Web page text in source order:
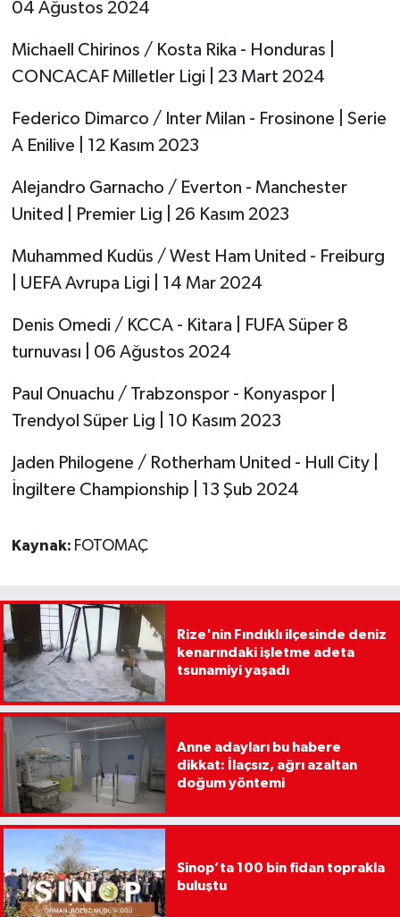
04 Ağustos 2024
Michaell Chirinos / Kosta Rika - Honduras |
CONCACAF Milletler Ligi | 23 Mart 2024
Federico Dimarco / Inter Milan - Frosinone | Serie
A Enilive | 12 Kasım 2023
Alejandro Garnacho / Everton - Manchester
United | Premier Lig | 26 Kasım 2023
Muhammed Kudüs / West Ham United - Freiburg
| UEFA Avrupa Ligi | 14 Mar 2024
Denis Omedi / KCCA - Kitara | FUFA Süper 8
turnuvası | 06 Ağustos 2024
Paul Onuachu / Trabzonspor - Konyaspor |
Trendyol Süper Lig | 10 Kasım 2023
Jaden Philogene / Rotherham United - Hull City |
İngiltere Championship | 13 Şub 2024
Kaynak: FOTOMAÇ
Rize'nin Fındıklı ilçesinde deniz
kenarındaki işletme adeta
tsunamiyi yaşadı
Anne adayları bu habere
dikkat: İlaçsız, ağrı azaltan
doğum yöntemi
Sinop’ta 100 bin fidan toprakla
buluştu